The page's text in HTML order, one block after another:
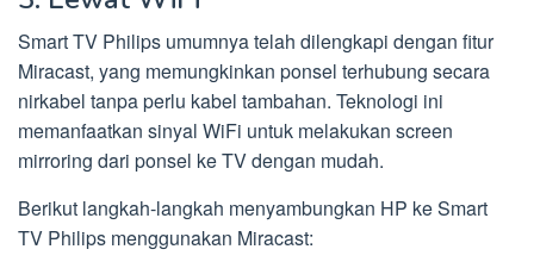
Smart TV Philips umumnya telah dilengkapi dengan fitur
Miracast, yang memungkinkan ponsel terhubung secara
nirkabel tanpa perlu kabel tambahan. Teknologi ini
memanfaatkan sinyal WiFi untuk melakukan screen
mirroring dari ponsel ke TV dengan mudah.
Berikut langkah-langkah menyambungkan HP ke Smart
TV Philips menggunakan Miracast: